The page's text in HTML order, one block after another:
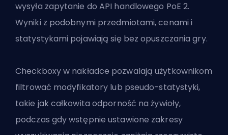
wysyła zapytanie do API handlowego PoE 2.
Wyniki z podobnymi przedmiotami, cenami i
statystykami pojawiają się bez opuszczania gry.
Checkboxy w nakładce pozwalają użytkownikom
filtrować modyfikatory lub pseudo-statystyki,
takie jak całkowita odporność na żywioły,
podczas gdy wstępnie ustawione zakresy